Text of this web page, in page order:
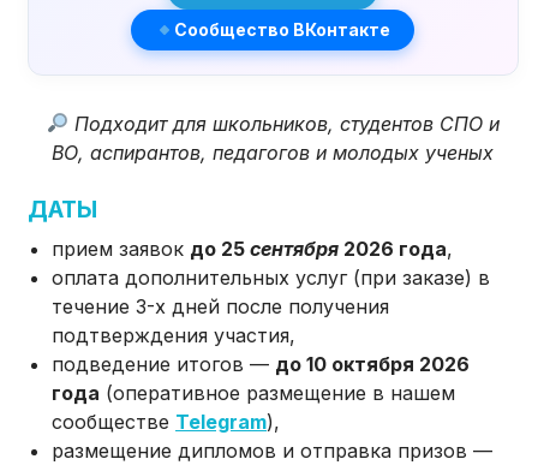
Сообщество ВКонтакте
Подходит для школьников, студентов СПО и
ВО, аспирантов, педагогов и молодых ученых
ДАТЫ
прием заявок до 25сентября 2026 года,
оплата дополнительных услуг (при заказе) в
течение 3-х дней после получения
подтверждения участия,
подведение итогов — до 10 октября 2026
года (оперативное размещение в нашем
сообществе Telegram),
размещение дипломов и отправка призов —